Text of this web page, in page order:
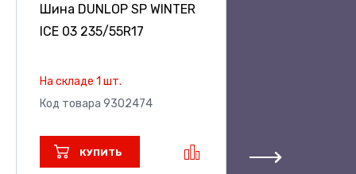
Шина DUNLOP SP WINTER
ICE 03 235/55R17
На складе 1 шт.
Код товара 9302474
КУПИТЬ